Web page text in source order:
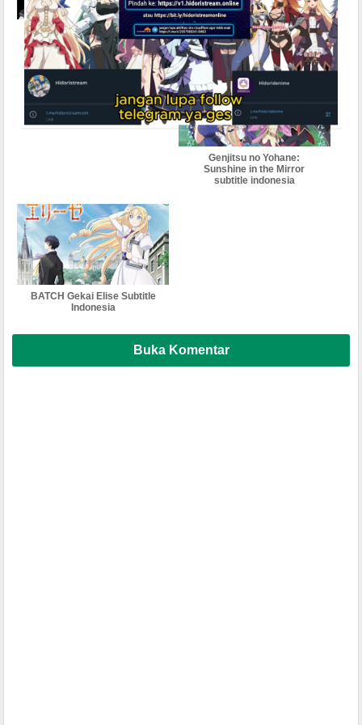
BATCH Guilty Gear Strive:
Dual Rulers Subtitle
Indonesia
Goumon Baito-kun no
Nichijou Subtitle Indonesia
Genjitsu no Yohane:
Sunshine in the Mirror
subtitle indonesia
BATCH Gekai Elise Subtitle
Indonesia
Buka Komentar